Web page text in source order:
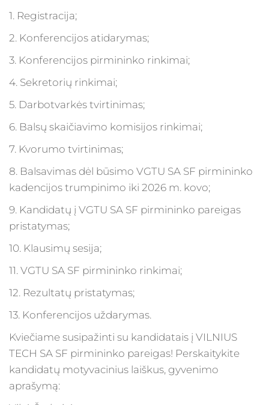
1. Registracija;
2. Konferencijos atidarymas;
3. Konferencijos pirmininko rinkimai;
4. Sekretorių rinkimai;
5. Darbotvarkės tvirtinimas;
6. Balsų skaičiavimo komisijos rinkimai;
7. Kvorumo tvirtinimas;
8. Balsavimas dėl būsimo VGTU SA SF pirmininko
kadencijos trumpinimo iki 2026 m. kovo;
9. Kandidatų į VGTU SA SF pirmininko pareigas
pristatymas;
10. Klausimų sesija;
11. VGTU SA SF pirmininko rinkimai;
12. Rezultatų pristatymas;
13. Konferencijos uždarymas.
Kviečiame susipažinti su kandidatais į VILNIUS
TECH SA SF pirmininko pareigas! Perskaitykite
kandidatų motyvacinius laiškus, gyvenimo
aprašymą: